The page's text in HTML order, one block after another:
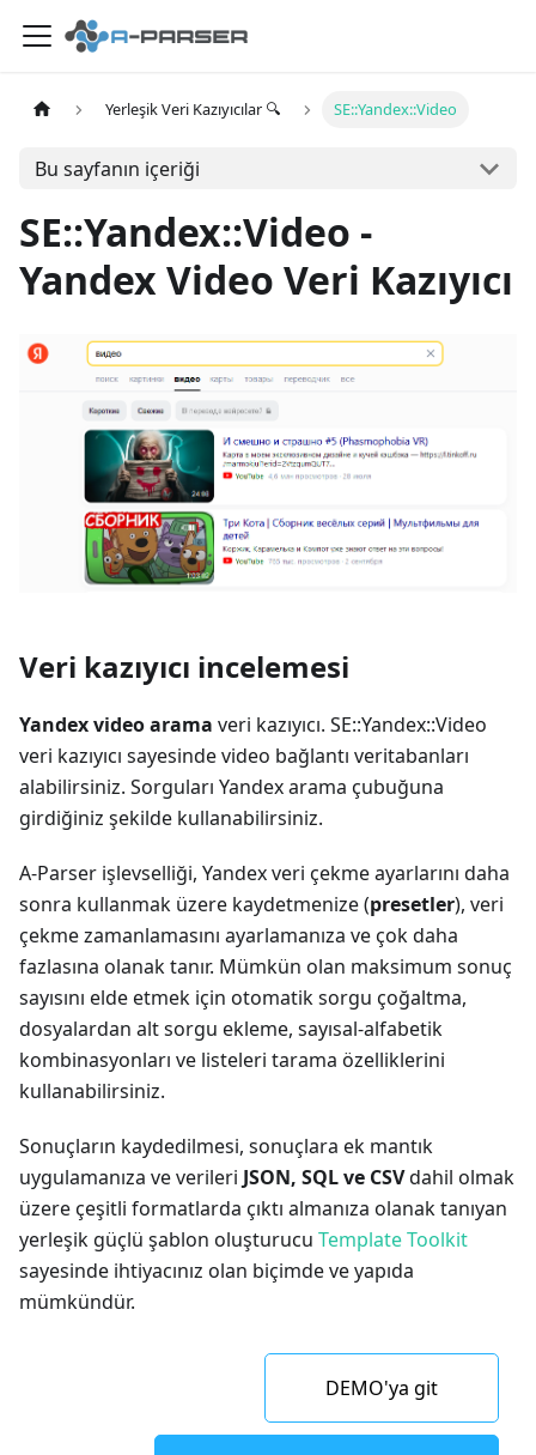
Yerleşik Veri Kazıyıcılar 🔍 SE::Yandex::Video
Bu sayfanın içeriği
SE::Yandex::Video -
Yandex Video Veri Kazıyıcı
Veri kazıyıcı incelemesi
Yandex video arama veri kazıyıcı. SE::Yandex::Video
veri kazıyıcı sayesinde video bağlantı veritabanları
alabilirsiniz. Sorguları Yandex arama çubuğuna
girdiğiniz şekilde kullanabilirsiniz.
A-Parser işlevselliği, Yandex veri çekme ayarlarını daha
sonra kullanmak üzere kaydetmenize (presetler), veri
çekme zamanlamasını ayarlamanıza ve çok daha
fazlasına olanak tanır. Mümkün olan maksimum sonuç
sayısını elde etmek için otomatik sorgu çoğaltma,
dosyalardan alt sorgu ekleme, sayısal-alfabetik
kombinasyonları ve listeleri tarama özelliklerini
kullanabilirsiniz.
Sonuçların kaydedilmesi, sonuçlara ek mantık
uygulamanıza ve verileri JSON, SQL ve CSVdahil olmak
üzere çeşitli formatlarda çıktı almanıza olanak tanıyan
yerleşik güçlü şablon oluşturucu Template Toolkit
sayesinde ihtiyacınız olan biçimde ve yapıda
mümkündür.
DEMO'ya git